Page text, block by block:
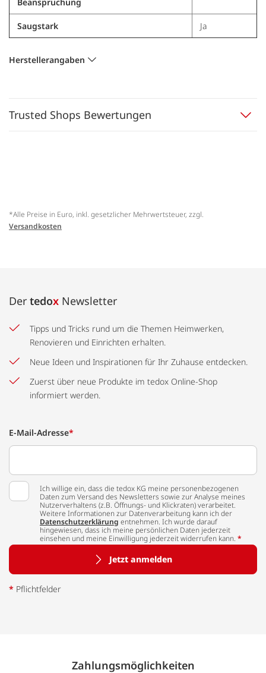
Saugstark Ja
Herstellerangaben
Trusted Shops Bewertungen
*Alle Preise in Euro, inkl. gesetzlicher Mehrwertsteuer, zzgl.
Versandkosten
Der tedox Newsletter
Tipps und Tricks rund um die Themen Heimwerken,
Renovieren und Einrichten erhalten.
Neue Ideen und Inspirationen für Ihr Zuhause entdecken.
Zuerst über neue Produkte im tedox Online-Shop
informiert werden.
E-Mail-Adresse*
Ich willige ein, dass die tedox KG meine personenbezogenen
Daten zum Versand des Newsletters sowie zur Analyse meines
Nutzerverhaltens (z.B. Öffnungs- und Klickraten) verarbeitet.
Weitere Informationen zur Datenverarbeitung kann ich der
Datenschutzerklärung entnehmen. Ich wurde darauf
hingewiesen, dass ich meine persönlichen Daten jederzeit
einsehen und meine Einwilligung jederzeit widerrufen kann. *
Jetzt anmelden
* Pflichtfelder
Zahlungs­möglich­keiten